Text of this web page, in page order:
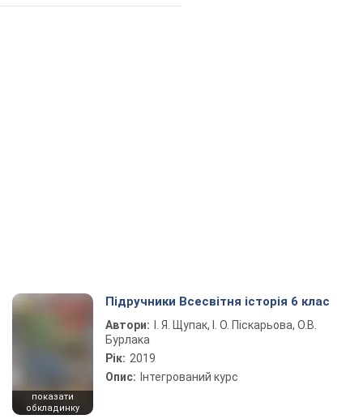
показати
обкладинку
Підручники Всесвітня історія 6 клас
Автори:
І. Я. Щупак, І. О. Піскарьова, О.В.
Бурлака
Рік: 2019
Опис: Інтегрований курс